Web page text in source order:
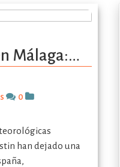
Málaga:…
0
han dejado una